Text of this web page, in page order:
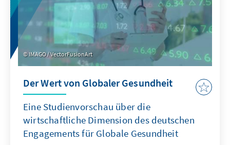
IMAGO / VectorFusionArt
Der Wert von Globaler Gesundheit
Eine Studienvorschau über die
wirtschaftliche Dimension des deutschen
Engagements für Globale Gesundheit